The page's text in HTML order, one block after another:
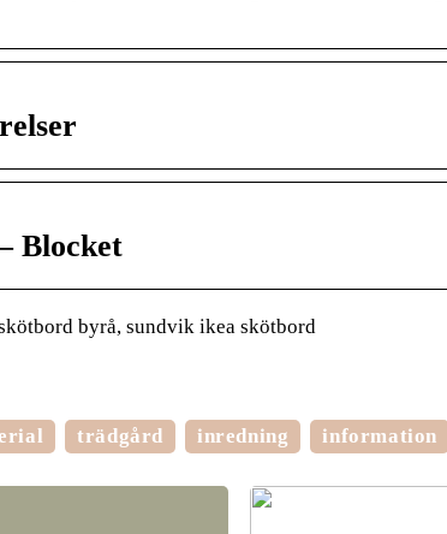
Blocket
byrå, sundvik ikea skötbord
trädgård inredning information